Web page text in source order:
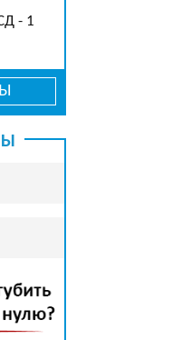
- 1